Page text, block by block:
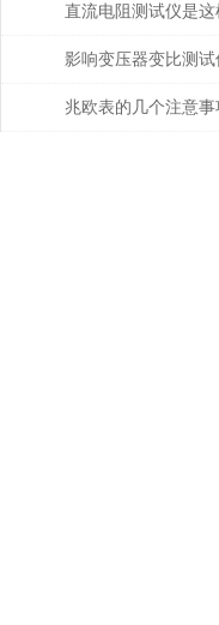
些？
直流电阻测试仪是这
吗？
影响变压器变比测试
主要因素是什么？
兆欧表的几个注意事